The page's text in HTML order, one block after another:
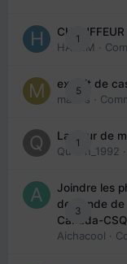
1
HAZEM ·
5
extrait de
maries ·
1
La peur de
Queen_1992
3
Joindre les
demande
Canada-
Aichacool ·